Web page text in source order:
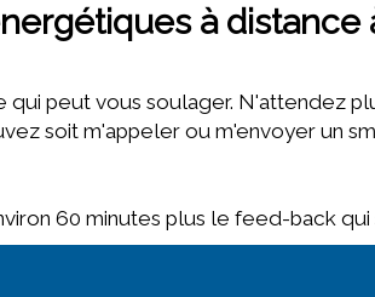
à distance
peut vous soulager. N'attendez
soit m'appeler ou m'envoyer un
60 minutes plus le feed-back qui